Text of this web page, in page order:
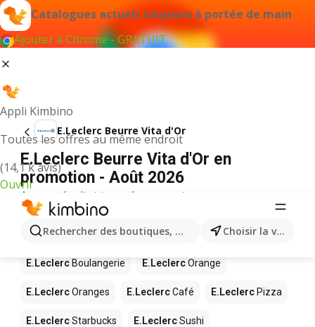
Catalogues actuels toujours à portée de main
Ajouter à Chrome - GRATUIT
Appli Kimbino
Toutes les offres au même endroit
(14,1 k avis)
Ouvrir
Rechercher des boutiques, des catégories, des Choisir la ville
E.Leclerc Beurre Vita d'Or
E.Leclerc Beurre Vita d'Or en
promotion - Août 2026
Aucun résultat trouvé pour ce terme.
D’autres produits dans les magasins
E.Leclerc
E.Leclerc Boulangerie E.LeclercOrange
E.LeclercOranges E.LeclercCafé E.Leclerc Pizza
E.LeclercStarbucks E.LeclercSushi